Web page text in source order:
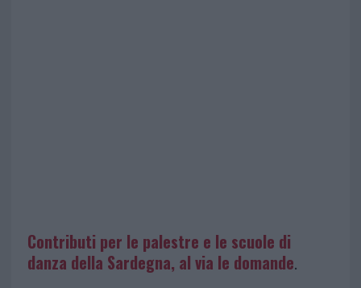
Contributi per le palestre e le scuole di
danza della Sardegna, al via le domande.